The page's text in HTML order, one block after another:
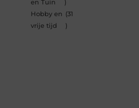
en Tuin
)
Hobby en
vrije tijd
(31
)